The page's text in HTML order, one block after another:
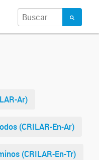
Ar)
(CRILAR-En-Ar)
(CRILAR-En-Tr)